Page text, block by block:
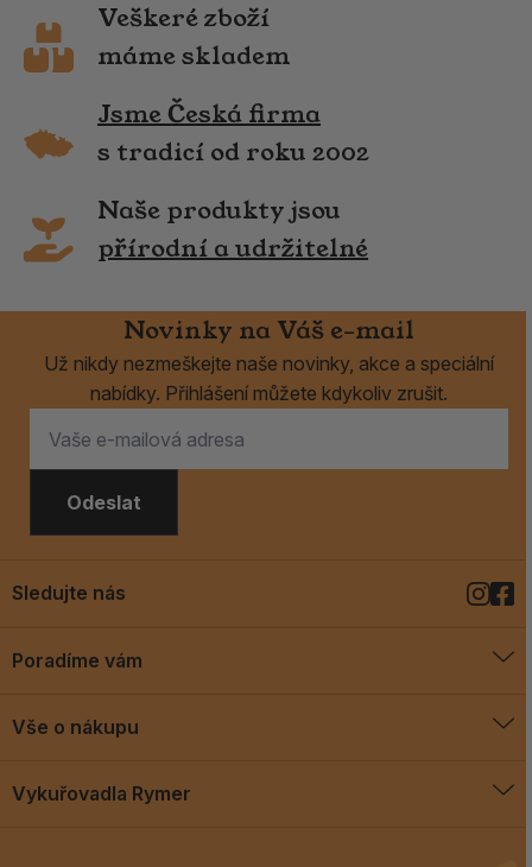
Veškeré zboží
máme skladem
Jsme Česká firma
s tradicí od roku 2002
Naše produkty jsou
přírodní a udržitelné
Novinky na Váš e-mail
Už nikdy nezmeškejte naše novinky, akce a speciální
nabídky. Přihlášení můžete kdykoliv zrušit.
Odeslat
Poradíme vám
Blog
Vše o nákupu
Vykuřovadla Rymer
Sledujte nás